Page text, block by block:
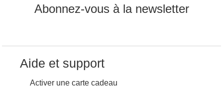
Abonnez-vous à la newsletter
Aide et support
Activer une carte cadeau